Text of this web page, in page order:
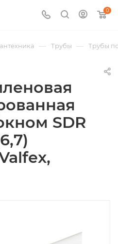
0
— Трубы — Трубы
SDR